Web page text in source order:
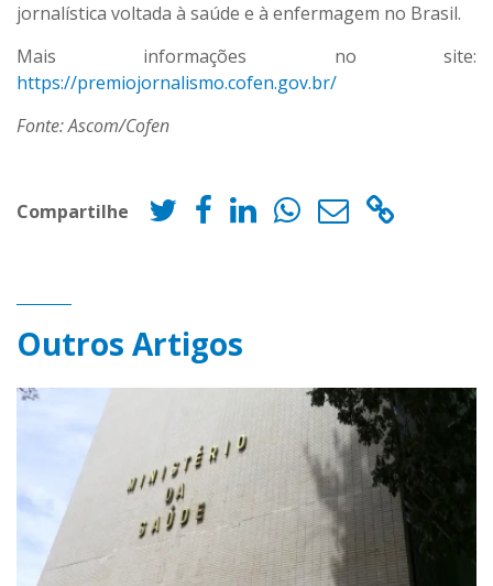
jornalística voltada à saúde e à enfermagem no Brasil.
Mais informações no site:
https://premiojornalismo.cofen.gov.br/
Fonte: Ascom/Cofen
Compartilhe
Outros Artigos